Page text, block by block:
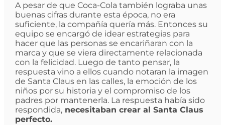
A pesar de que Coca-Cola también lograba unas
buenas cifras durante esta época, no era
suficiente, la compañía quería más. Entonces su
equipo se encargó de idear estrategias para
hacer que las personas se encariñaran con la
marca y que se viera directamente relacionada
con la felicidad. Luego de tanto pensar, la
respuesta vino a ellos cuando notaran la imagen
de Santa Claus en las calles, la emoción de los
niños por su historia y el compromiso de los
padres por mantenerla. La respuesta había sido
respondida,necesitaban crear al Santa Claus
perfecto.